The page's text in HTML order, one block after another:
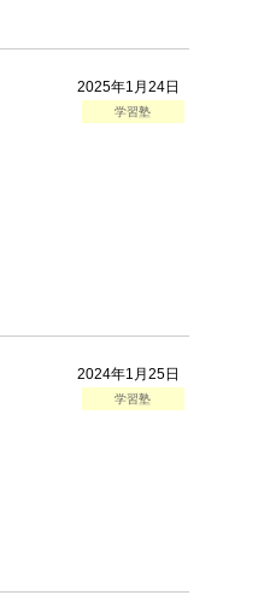
2025年1月24日
学習塾
2024年1月25日
学習塾